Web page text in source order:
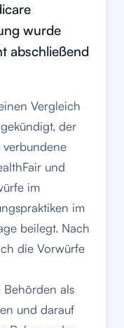
wurde
abschließend
Vergleich
der
und
im
im
beilegt. Nach
die Vorwürfe
als
und darauf